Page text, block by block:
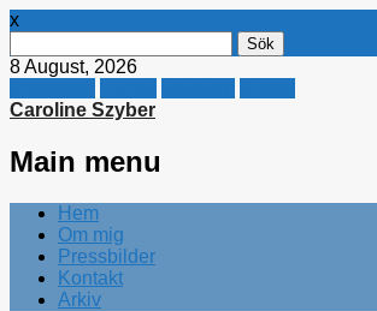
x
efter:
8 August, 2026
Caroline Szyber
Main menu
Skip
content
Hem
Om mig
Pressbilder
Kontakt
Arkiv